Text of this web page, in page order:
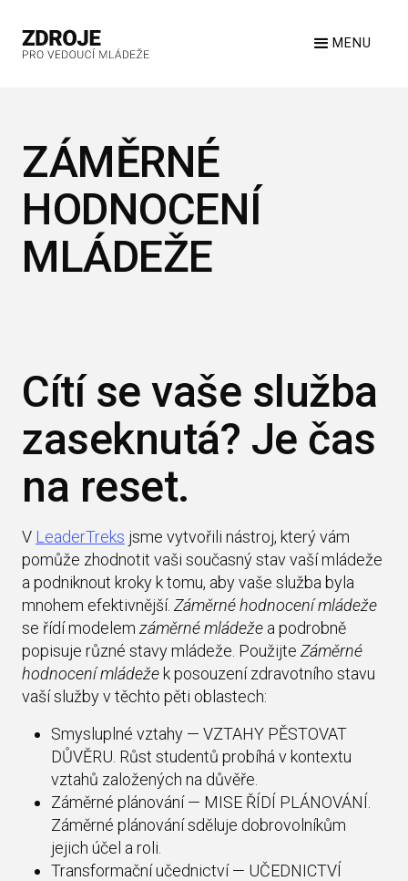
MENU
ZÁMĚRNÉ
HODNOCENÍ
MLÁDEŽE
Cítí se vaše služba
zaseknutá? Je čas
na reset.
V LeaderTreks jsme vytvořili nástroj, který vám
pomůže zhodnotit vaši současný stav vaší mládeže
a podniknout kroky k tomu, aby vaše služba byla
mnohem efektivnější. Záměrné hodnocení mládeže
se řídí modelem záměrné mládeže a podrobně
popisuje různé stavy mládeže. Použijte Záměrné
hodnocení mládeže k posouzení zdravotního stavu
vaší služby v těchto pěti oblastech:
Smysluplné vztahy — VZTAHY PĚSTOVAT
DŮVĚRU. Růst studentů probíhá v kontextu
vztahů založených na důvěře.
Záměrné plánování — MISE ŘÍDÍ PLÁNOVÁNÍ.
Záměrné plánování sděluje dobrovolníkům
jejich účel a roli.
Transformační učednictví — UČEDNICTVÍ